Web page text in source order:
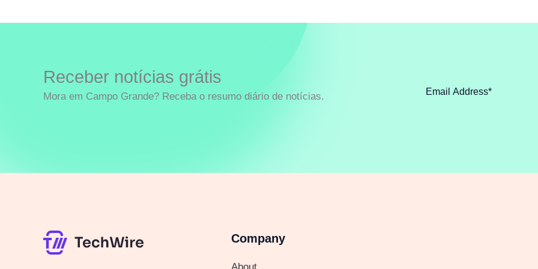
Receber notícias grátis
Mora em Campo Grande? Receba o resumo diário de notícias.
Company